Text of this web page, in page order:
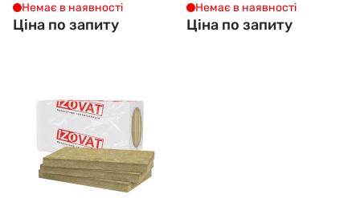
Немає в наявності
Ціна по запиту
Немає в наявності
Ціна по запиту